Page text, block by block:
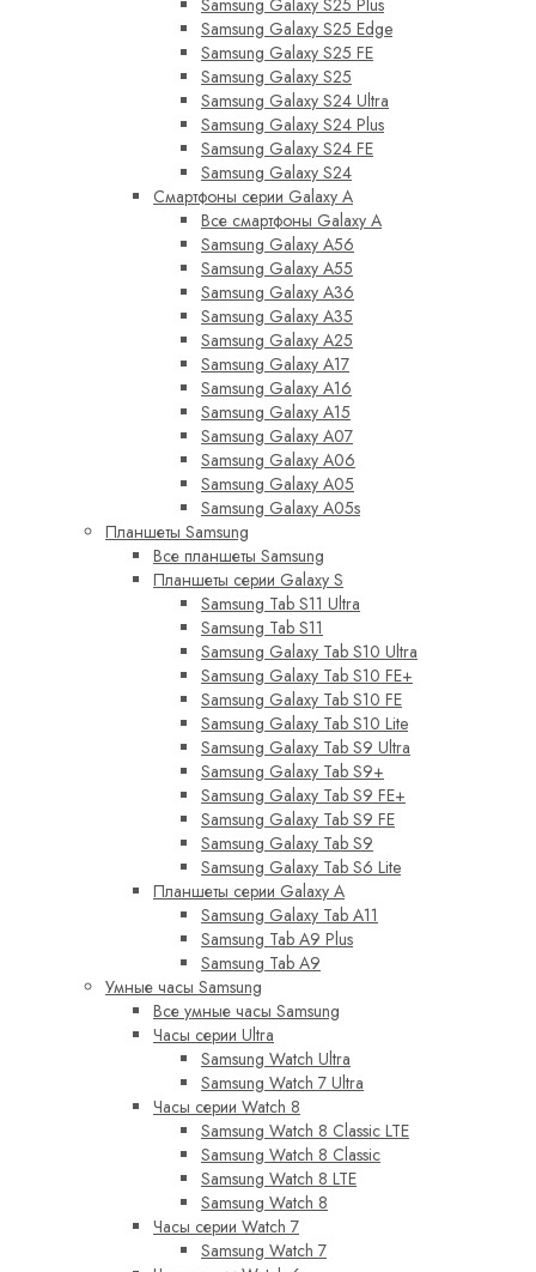
Samsung Galaxy S25 Plus
Samsung Galaxy S25 Edge
Samsung Galaxy S25 FE
Samsung Galaxy S25
Samsung Galaxy S24 Ultra
Samsung Galaxy S24 Plus
Samsung Galaxy S24 FE
Samsung Galaxy S24
Смартфоны серии Galaxy A
Все смартфоны Galaxy A
Samsung Galaxy A56
Samsung Galaxy A55
Samsung Galaxy A36
Samsung Galaxy A35
Samsung Galaxy A25
Samsung Galaxy A17
Samsung Galaxy A16
Samsung Galaxy A15
Samsung Galaxy A07
Samsung Galaxy A06
Samsung Galaxy A05
Samsung Galaxy A05s
Планшеты Samsung
Все планшеты Samsung
Планшеты серии Galaxy S
Samsung Tab S11 Ultra
Samsung Tab S11
Samsung Galaxy Tab S10 Ultra
Samsung Galaxy Tab S10 FE+
Samsung Galaxy Tab S10 FE
Samsung Galaxy Tab S10 Lite
Samsung Galaxy Tab S9 Ultra
Samsung Galaxy Tab S9+
Samsung Galaxy Tab S9 FE+
Samsung Galaxy Tab S9 FE
Samsung Galaxy Tab S9
Samsung Galaxy Tab S6 Lite
Планшеты серии Galaxy A
Samsung Galaxy Tab A11
Samsung Tab A9 Plus
Samsung Tab A9
Умные часы Samsung
Все умные часы Samsung
Часы серии Ultra
Samsung Watch Ultra
Samsung Watch 7 Ultra
Часы серии Watch 8
Samsung Watch 8 Classic LTE
Samsung Watch 8 Classic
Samsung Watch 8 LTE
Samsung Watch 8
Часы серии Watch 7
Samsung Watch 7